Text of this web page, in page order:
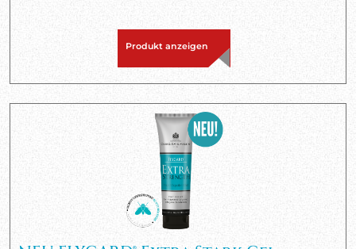
Produkt anzeigen